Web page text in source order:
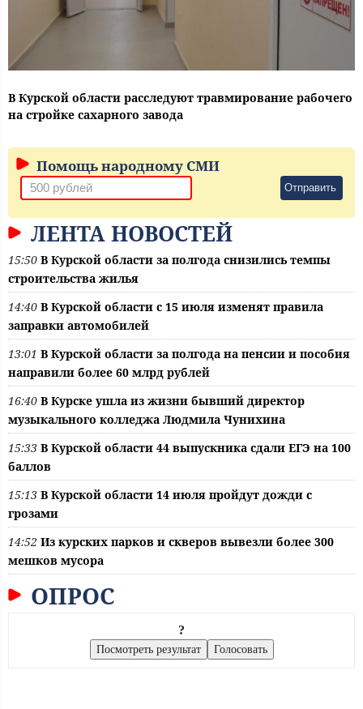
В Курской области расследуют травмирование рабочего
на стройке сахарного завода
Помощь народному СМИ
Отправить
ЛЕНТА НОВОСТЕЙ
15:50 В Курской области за полгода снизились темпы
строительства жилья
14:40 В Курской области с 15 июля изменят правила
заправки автомобилей
13:01 В Курской области за полгода на пенсии и пособия
направили более 60 млрд рублей
16:40 В Курске ушла из жизни бывший директор
музыкального колледжа Людмила Чунихина
15:33 В Курской области 44 выпускника сдали ЕГЭ на 100
баллов
15:13 В Курской области 14 июля пройдут дожди с
грозами
14:52 Из курских парков и скверов вывезли более 300
мешков мусора
ОПРОС
?